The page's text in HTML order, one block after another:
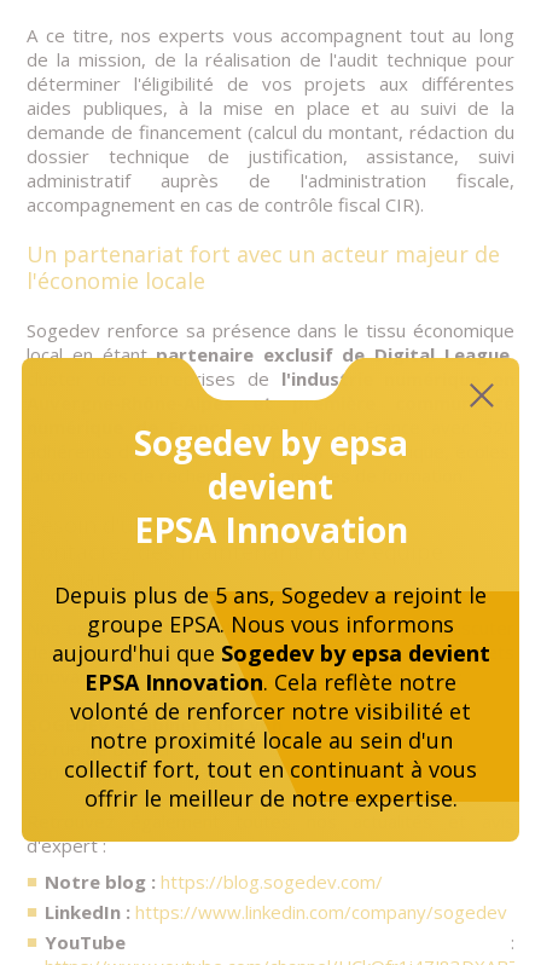
A ce titre, nos experts vous accompagnent tout au long
de la mission, de la réalisation de l'audit technique pour
déterminer l'éligibilité de vos projets aux différentes
aides publiques, à la mise en place et au suivi de la
demande de financement (calcul du montant, rédaction du
dossier technique de justification, assistance, suivi
administratif auprès de l'administration fiscale,
accompagnement en cas de contrôle fiscal CIR).
Un partenariat fort avec un acteur majeur de
l'économie locale
Sogedev renforce sa présence dans le tissu économique
local en étantpartenaire exclusif de Digital League,
cluster des entreprises de l'industrie numérique en
Auvergne-Rhône-Alpes et première communauté
numérique de Franceaprès l'Île-de-France avec 520
adhérents du secteur : entreprises du numérique, écoles,
laboratoires de recherche, organismes de formation...
Besoin d'un accompagnement ?
Contactez dès maintenant notre équipe
Nos experts se tiennent à votre disposition pour discuter
des problématiques de financement de vos projets
innovants. Prenez contact avec eux dès maintenant :
SOGEDEV – Cabinet CIR Lyon
62 rue de Bonnel
69003 Lyon Cedex 03
d'expert :
Notre blog : https://blog.sogedev.com/
LinkedIn : https://www.linkedin.com/company/sogedev
YouTube :
Sogedev by epsa
devient
EPSA Innovation
Depuis plus de 5 ans, Sogedev a rejoint le
groupe EPSA. Nous vous informons
aujourd'hui que Sogedev by epsa devient
EPSA Innovation. Cela reflète notre
volonté de renforcer notre visibilité et
notre proximité locale au sein d'un
collectif fort, tout en continuant à vous
offrir le meilleur de notre expertise.